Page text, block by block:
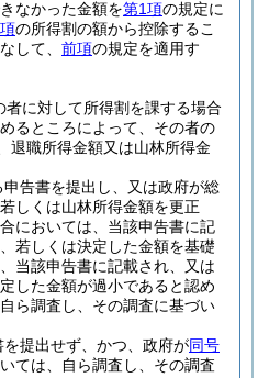
なかった金額を第1項の規定に
の所得割の額から控除するこ
して、 前項の規定を適用す
者に対して所得割を課する場合
るところによって、その者の
退職所得金額又は山林所得金
告書を提出し、又は政府が総
しくは山林所得金額を更正
においては、当該申告書に記
若しくは決定した金額を基礎
当該申告書に記載され、又は
した金額が過小であると認め
ら調査し、その調査に基づい
を提出せず、かつ、政府が同号
ては、自ら調査し、その調査